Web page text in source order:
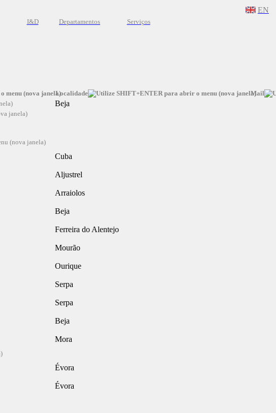
EN
I&D Departamentos Serviços
Localidade
Mail
Beja
Cuba
Aljustrel
Arraiolos
Beja
Ferreira do Alentejo
Mourão
Ourique
Serpa
Serpa
Beja
Mora
Évora
Évora